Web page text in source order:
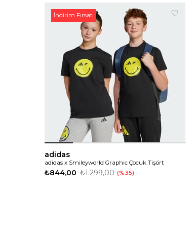
adidas
adidas x Smileyworld Graphic Çocuk Tişört
₺844,00 ₺1.299,00 %35
İndirim Fırsatı